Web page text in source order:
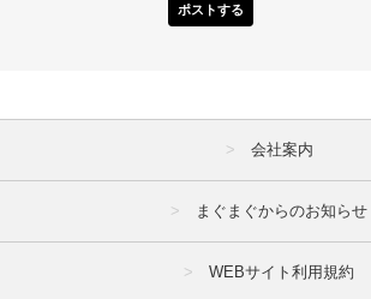
ポストする
会社案内
まぐまぐからのお知らせ
WEBサイト利用規約